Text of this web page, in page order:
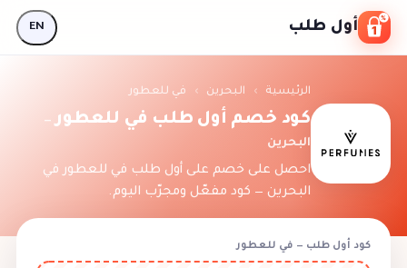
Skip to content
أول طلب EN
الرئيسية › البحرين › في للعطور
كود خصم أول طلب في للعطور —
البحرين
احصل على خصم على أول طلب في للعطور في
البحرين — كود مفعّل ومجرّب اليوم.
كود أول طلب — في للعطور